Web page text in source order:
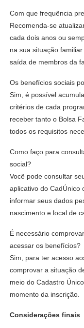
Com que frequência
Recomenda-se
cada dois anos ou
na sua situação
saída de membros da
Os benefícios sociais
Sim, é possível
critérios de cada
receber tanto o Bolsa
todos os requisitos
Como faço para
social?
Você pode consultar
aplicativo do CadÚnico
informar seus dados
nascimento e local de
É necessário
acessar os benefícios?
Sim, para ter acesso
comprovar a situação
meio do Cadastro
momento da inscrição.
Considerações finais